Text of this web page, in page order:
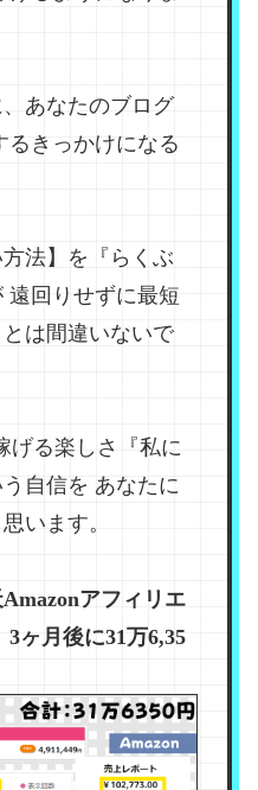
あなたのブログ
るきっかけになる
法】を『らくぶ
遠回りせずに最短
は間違いないで
げる楽しさ『私に
自信を あなたに
います。
アフィリエ
3ヶ月後に31万6,35